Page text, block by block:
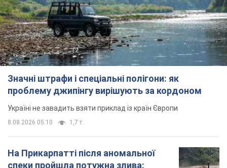
Значні штрафи і спеціальні полігони: як
проблему джипінгу вирішують за кордоном
Україні не завадить взяти приклад із країн Європи
8.08.2026 05:10 1,7 т.
На Прикарпатті після аномальної
спеки пройшла потужна злива: